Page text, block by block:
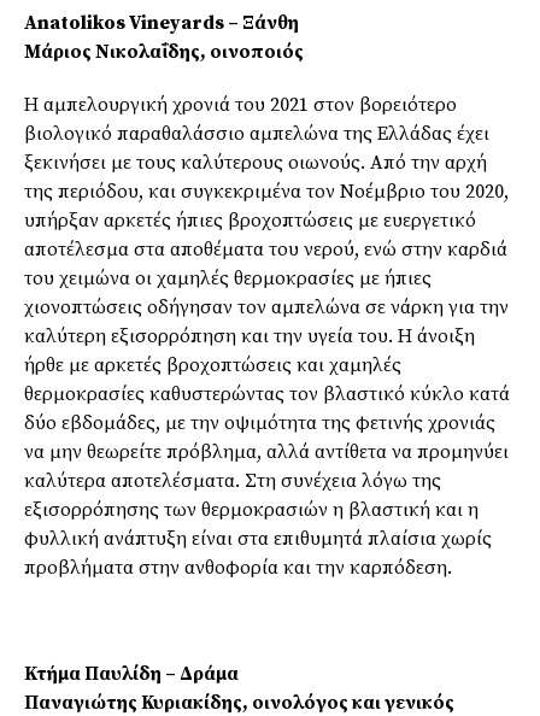
Anatolikos Vineyards – Ξάνθη
Μάριος Νικολαΐδης, οινοποιός
Η αμπελουργική χρονιά του 2021 στον βορειότερο
βιολογικό παραθαλάσσιο αμπελώνα της Ελλάδας έχει
ξεκινήσει με τους καλύτερους οιωνούς. Από την αρχή
της περιόδου, και συγκεκριμένα τον Νοέμβριο του 2020,
υπήρξαν αρκετές ήπιες βροχοπτώσεις με ευεργετικό
αποτέλεσμα στα αποθέματα του νερού, ενώ στην καρδιά
του χειμώνα οι χαμηλές θερμοκρασίες με ήπιες
χιονοπτώσεις οδήγησαν τον αμπελώνα σε νάρκη για την
καλύτερη εξισορρόπηση και την υγεία του. Η άνοιξη
ήρθε με αρκετές βροχοπτώσεις και χαμηλές
θερμοκρασίες καθυστερώντας τον βλαστικό κύκλο κατά
δύο εβδομάδες, με την οψιμότητα της φετινής χρονιάς
να μην θεωρείτε πρόβλημα, αλλά αντίθετα να προμηνύει
καλύτερα αποτελέσματα. Στη συνέχεια λόγω της
εξισορρόπησης των θερμοκρασιών η βλαστική και η
φυλλική ανάπτυξη είναι στα επιθυμητά πλαίσια χωρίς
προβλήματα στην ανθοφορία και την καρπόδεση.
Κτήμα Παυλίδη – Δράμα
Παναγιώτης Κυριακίδης, οινολόγος και γενικός